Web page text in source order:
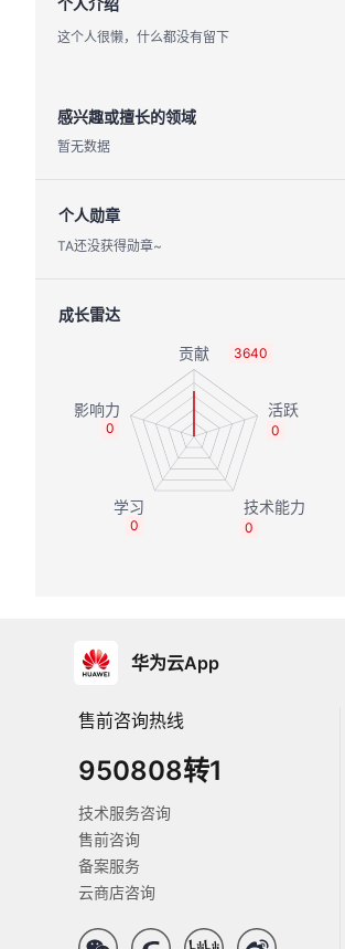
个人介绍
这个人很懒，什么都没有留下
感兴趣或擅长的领域
暂无数据
个人勋章
TA还没获得勋章~
成长雷达
3640
0
0
0
0
华为云App
售前咨询热线
950808转1
技术服务咨询
售前咨询
备案服务
云商店咨询